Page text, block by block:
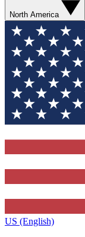
North America
US (English)